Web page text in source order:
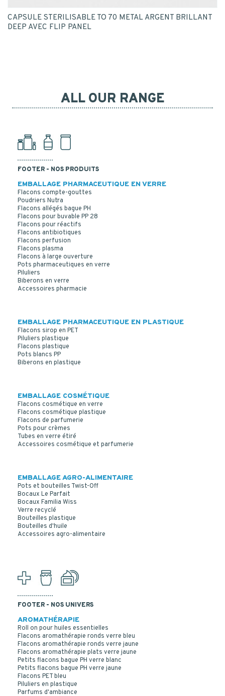
CAPSULE STERILISABLE TO 70 METAL ARGENT BRILLANT
DEEP AVEC FLIP PANEL
ALL OUR RANGE
FOOTER - NOS PRODUITS
EMBALLAGE PHARMACEUTIQUE EN VERRE
Flacons compte-gouttes
Poudriers Nutra
Flacons allégés bague PH
Flacons pour buvable PP 28
Flacons pour réactifs
Flacons antibiotiques
Flacons perfusion
Flacons plasma
Flacons à large ouverture
Pots pharmaceutiques en verre
Piluliers
Biberons en verre
Accessoires pharmacie
EMBALLAGE PHARMACEUTIQUE EN PLASTIQUE
Flacons sirop en PET
Piluliers plastique
Flacons plastique
Pots blancs PP
Biberons en plastique
EMBALLAGE COSMÉTIQUE
Flacons cosmétique en verre
Flacons cosmétique plastique
Flacons de parfumerie
Pots pour crèmes
Tubes en verre étiré
Accessoires cosmétique et parfumerie
EMBALLAGE AGRO-ALIMENTAIRE
Pots et bouteilles Twist-Off
Bocaux Le Parfait
Bocaux Familia Wiss
Verre recyclé
Bouteilles plastique
Bouteilles d'huile
Accessoires agro-alimentaire
FOOTER - NOS UNIVERS
AROMATHÉRAPIE
Roll on pour huiles essentielles
Flacons aromathérapie ronds verre bleu
Flacons aromathérapie ronds verre jaune
Flacons aromathérapie plats verre jaune
Petits flacons bague PH verre blanc
Petits flacons bague PH verre jaune
Flacons PET bleu
Piluliers en plastique
Parfums d'ambiance